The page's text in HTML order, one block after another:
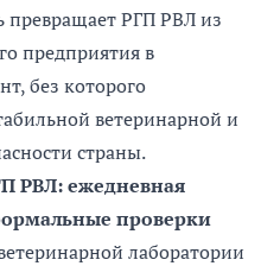
превращает РГП РВЛ из
предприятия в
без которого
ветеринарной и
страны.
РВЛ: ежедневная
проверки
лаборатории